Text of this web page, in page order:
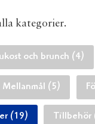
kategorier.
och brunch (4)
Mellanmål (5)
(19) Tillbehör